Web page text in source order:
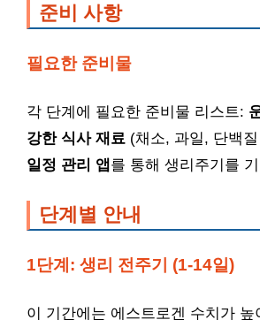
준비 사항
필요한 준비물
각 단계에 필요한 준비물 리스트:
강한 식사 재료 (채소, 과일, 단백
일정 관리 앱 를 통해 생리주기를
단계별 안내
1단계: 생리 전주기 (1-14일)
이 기간에는 에스트로겐 수치가